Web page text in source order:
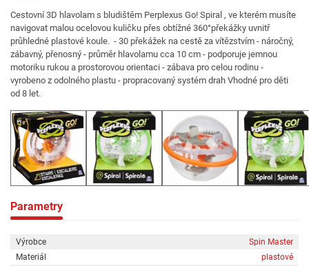
Cestovní 3D hlavolam s bludištěm Perplexus Go! Spiral , ve kterém musíte
navigovat malou ocelovou kuličku přes obtížné 360°překážky uvnitř
průhledné plastové koule. - 30 překážek na cestě za vítězstvím - náročný,
zábavný, přenosný - průměr hlavolamu cca 10 cm - podporuje jemnou
motoriku rukou a prostorovou orientaci - zábava pro celou rodinu -
vyrobeno z odolného plastu - propracovaný systém drah Vhodné pro děti
od 8 let.
Parametry
Výrobce
Spin Master
Materiál
plastové